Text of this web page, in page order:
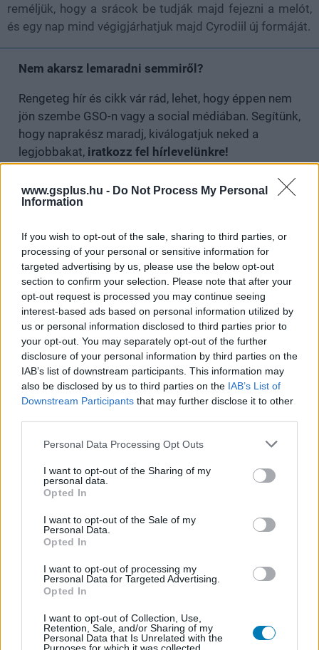
www.gsplus.hu - Do Not Process My Personal
Information
If you wish to opt-out of the sale, sharing to third parties, or
processing of your personal or sensitive information for
targeted advertising by us, please use the below opt-out
section to confirm your selection. Please note that after your
opt-out request is processed you may continue seeing
interest-based ads based on personal information utilized by
us or personal information disclosed to third parties prior to
your opt-out. You may separately opt-out of the further
disclosure of your personal information by third parties on the
IAB’s list of downstream participants. This information may
also be disclosed by us to third parties on the IAB’s List of
Downstream Participants that may further disclose it to other
Please note that this website/app uses one or more Google
not limited to your visit or usage behaviour. You may click to
grant or deny consent to Google and its third-party tags to
use your data for below specified purposes in below Google
consent section.
Personal Data Processing Opt Outs
I want to opt-out of the Sharing of my
personal data.
Opted In
I want to opt-out of the Sale of my
Personal Data.
Opted In
I want to opt-out of processing my
Personal Data for Targeted Advertising.
Opted In
I want to opt-out of Collection, Use,
Retention, Sale, and/or Sharing of my
Personal Data that Is Unrelated with the
reméljük, hogy a srácok be tudják majd fejezni a melót,
és egy nap mind végigjárhatjuk majd Cyrodiil új formáját.
Nem akarsz lemaradni semmiről?
Rengeteg hír és cikk vár rád, lehet, hogy éppen nem
jön szembe GSO-n vagy a social médiában. Segítünk,
hogy naprakész maradj, kiválogatjuk neked a
legjobbakat, iratkozz fel hírlevelünkre!
Feliratkozom
SMASH by Meló-Diák: Homok, zene és a nyár legjobb
hangulata – Jön a második forduló! (X)
Július végén folytatódik a balatoni strandröplabda-
sorozat.
#the elder scrolls v: skyrim
scrolls iv: oblivion
#rpg #mod #bethesda
Platformok: